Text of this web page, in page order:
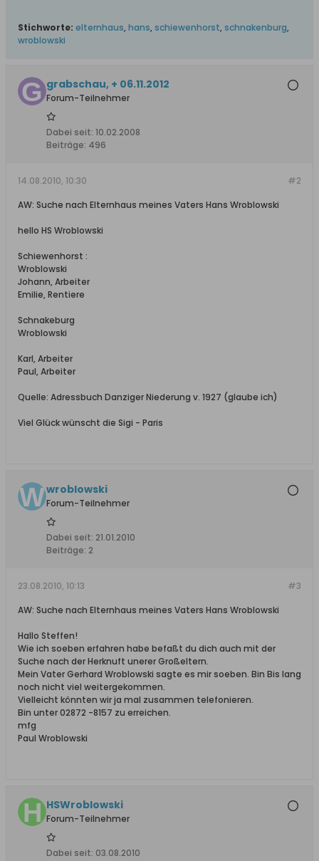
Stichworte: elternhaus, hans, schiewenhorst, schnakenburg,
wroblowski
grabschau, + 06.11.2012
Forum-Teilnehmer
Dabei seit: 10.02.2008
Beiträge: 496
#2
14.08.2010, 10:30
AW: Suche nach Elternhaus meines Vaters Hans Wroblowski
hello HS Wroblowski
Schiewenhorst :
Wroblowski
Johann, Arbeiter
Emilie, Rentiere
Schnakeburg
Wroblowski
Karl, Arbeiter
Paul, Arbeiter
Quelle: Adressbuch Danziger Niederung v. 1927 (glaube ich)
Viel Glück wünscht die Sigi - Paris
wroblowski
Forum-Teilnehmer
Dabei seit: 21.01.2010
Beiträge: 2
#3
23.08.2010, 10:13
AW: Suche nach Elternhaus meines Vaters Hans Wroblowski
Hallo Steffen!
Wie ich soeben erfahren habe befaßt du dich auch mit der
Suche nach der Herknuft unerer Großeltern.
Mein Vater Gerhard Wroblowski sagte es mir soeben. Bin Bis lang
noch nicht viel weitergekommen.
Vielleicht könnten wir ja mal zusammen telefonieren.
Bin unter 02872 -8157 zu erreichen.
mfg
Paul Wroblowski
HSWroblowski
Forum-Teilnehmer
Dabei seit: 03.08.2010